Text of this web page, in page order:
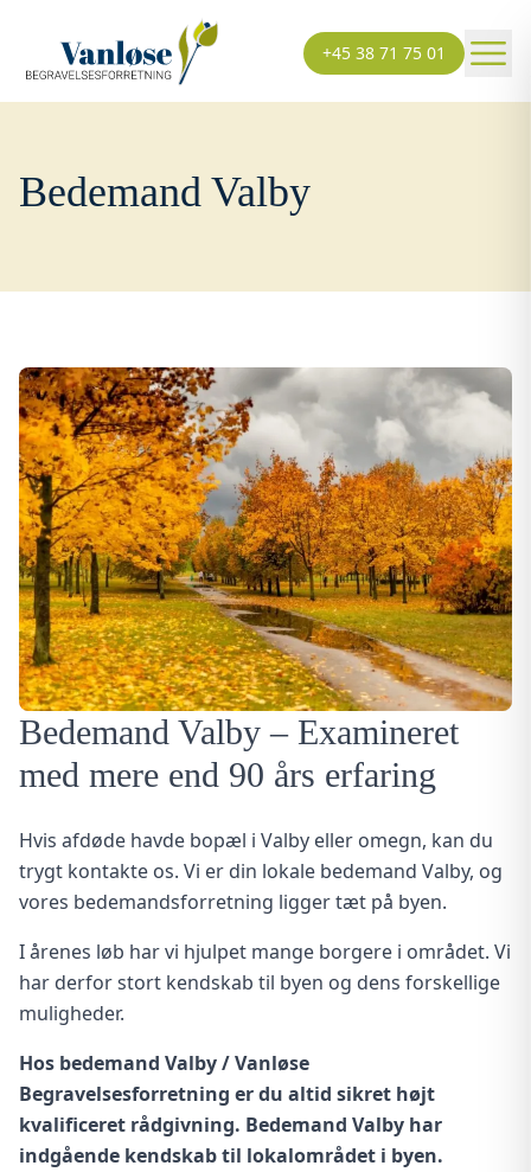
+45 38 71 75 01
Bedemand Valby
Bedemand Valby – Examineret
med mere end 90 års erfaring
Hvis afdøde havde bopæl i Valby eller omegn, kan du
trygt kontakte os. Vi er din lokale bedemand Valby, og
vores bedemandsforretning ligger tæt på byen.
I årenes løb har vi hjulpet mange borgere i området. Vi
har derfor stort kendskab til byen og dens forskellige
muligheder.
Hos bedemand Valby / Vanløse
Begravelsesforretning er du altid sikret højt
kvalificeret rådgivning. Bedemand Valby har
indgående kendskab til lokalområdet i byen.